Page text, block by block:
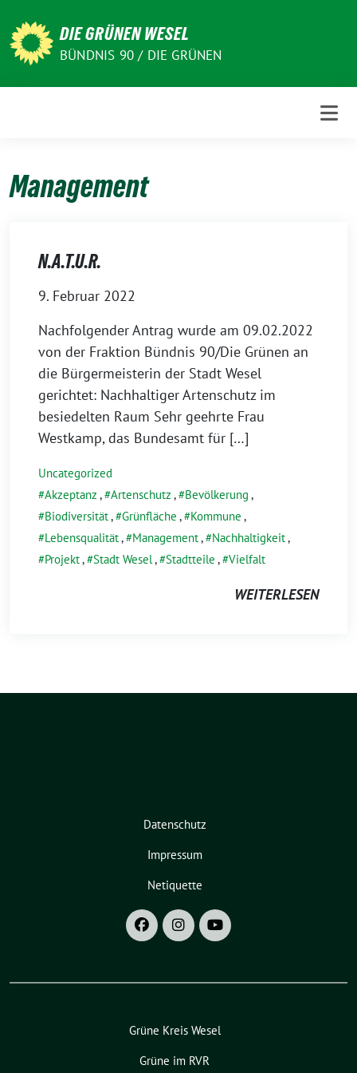
zum
Inhalt
DIE GRÜNEN WESEL
BÜNDNIS 90 / DIE GRÜNEN
Management
N.A.T.U.R.
9. Februar 2022
Nachfolgender Antrag wurde am 09.02.2022
von der Fraktion Bündnis 90/Die Grünen an
die Bürgermeisterin der Stadt Wesel
gerichtet: Nachhaltiger Artenschutz im
besiedelten Raum Sehr geehrte Frau
Westkamp, das Bundesamt für […]
Uncategorized
Akzeptanz , Artenschutz , Bevölkerung ,
Biodiversität, Grünfläche , Kommune ,
Lebensqualität, Management, Nachhaltigkeit,
Projekt, Stadt Wesel, Stadtteile , Vielfalt
WEITERLESEN
Datenschutz
Impressum
Netiquette
Grüne Kreis Wesel
Grüne im RVR